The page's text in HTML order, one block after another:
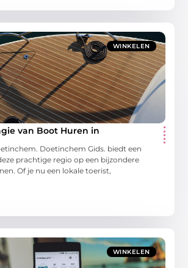
WINKELEN
van Boot Huren in
Doetinchem Gids. biedt een
prachtige regio op een bijzondere
Of je nu een lokale toerist,
WINKELEN